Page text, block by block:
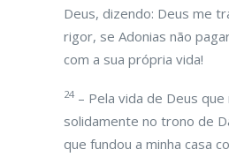
Deus, dizendo: Deus me
rigor, se Adonias não
com a sua própria vida!
24 – Pela vida de Deus
solidamente no trono de
que fundou a minha casa